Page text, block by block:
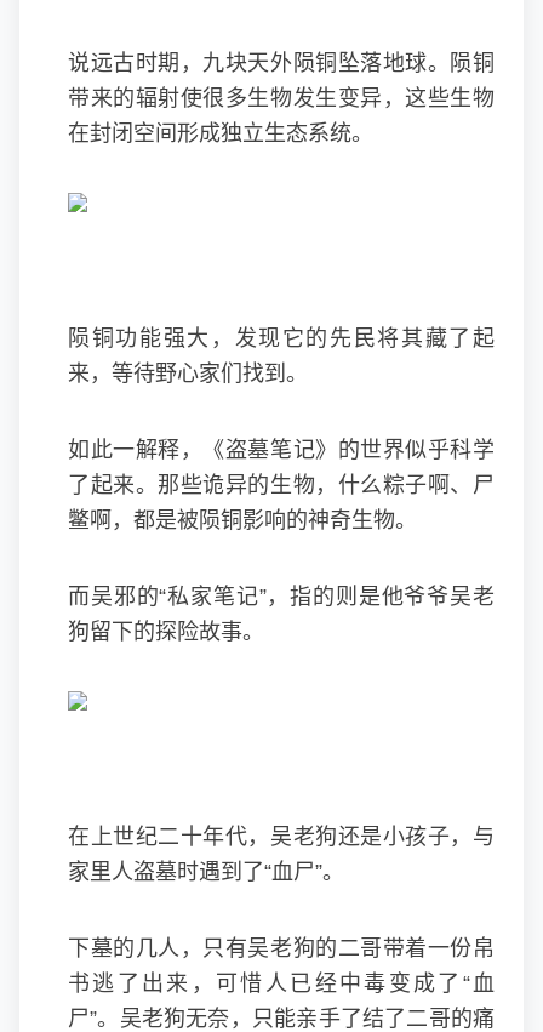
说远古时期，九块天外陨铜坠落地球。陨铜
带来的辐射使很多生物发生变异，这些生物
在封闭空间形成独立生态系统。
陨铜功能强大，发现它的先民将其藏了起
来，等待野心家们找到。
如此一解释，《盗墓笔记》的世界似乎科学
了起来。那些诡异的生物，什么粽子啊、尸
鳖啊，都是被陨铜影响的神奇生物。
而吴邪的“私家笔记”，指的则是他爷爷吴老
狗留下的探险故事。
在上世纪二十年代，吴老狗还是小孩子，与
家里人盗墓时遇到了“血尸”。
下墓的几人，只有吴老狗的二哥带着一份帛
书逃了出来，可惜人已经中毒变成了“血
尸”。吴老狗无奈，只能亲手了结了二哥的痛